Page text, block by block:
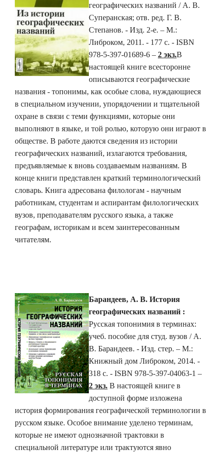
географических названий / А. В.
Суперанская; отв. ред. Г. В.
Степанов. - Изд. 2-е. – М.:
Либроком, 2011. - 177 с. - ISBN
978-5-397-01689-6 – 2 экз.В
настоящей книге всесторонне
описываются географические
названия - топонимы, как особые слова, нуждающиеся
в специальном изучении, упорядочении и тщательной
охране в связи с теми функциями, которые они
выполняют в языке, и той ролью, которую они играют в
обществе. В работе даются сведения из истории
географических названий, излагаются требования,
предъявляемые к вновь создаваемым названиям. В
конце книги представлен краткий терминологический
словарь. Книга адресована филологам - научным
работникам, студентам и аспирантам филологических
вузов, преподавателям русского языка, а также
географам, историкам и всем заинтересованным
читателям.
Барандеев, А. В. История
географических названий :
Русская топонимия в терминах:
учеб. пособие для студ. вузов / А.
В. Барандеев. - Изд. стер. – М.:
Книжный дом Либроком, 2014. -
318 с. - ISBN 978-5-397-04063-1 –
2 экз. В настоящей книге в
доступной форме изложена
история формирования географической терминологии в
русском языке. Особое внимание уделено терминам,
которые не имеют однозначной трактовки в
специальной литературе или трактуются явно